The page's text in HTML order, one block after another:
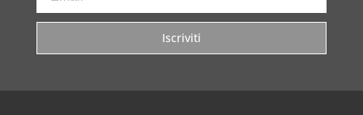
Iscriviti